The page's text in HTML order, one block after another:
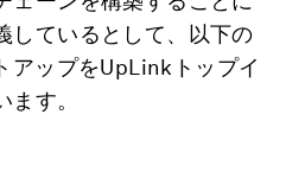
しているとして、以下の
アップをUpLinkトップイ
す。